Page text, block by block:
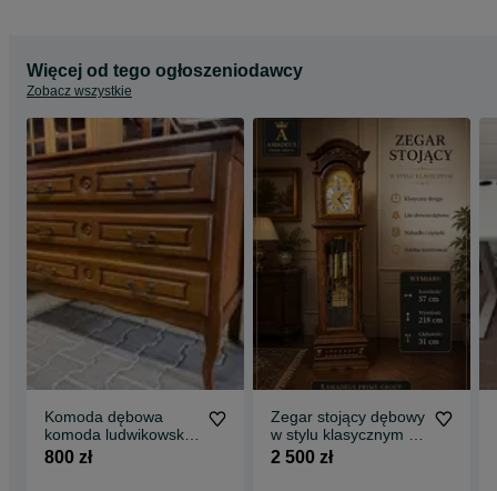
Więcej od tego ogłoszeniodawcy
Zobacz wszystkie
Komoda dębowa
komoda ludwikowska
komoda drewniana
800 zł
Zegar stojący dębowy
w stylu klasycznym /
holenderskim
2 500 zł